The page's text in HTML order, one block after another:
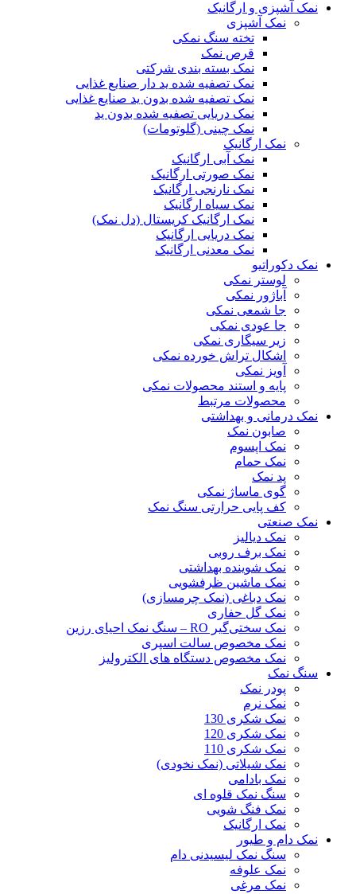
نمک آشپزی و ارگانیک
نمک آشپزی
تخته سنگ نمکی
قرص نمک
نمک بسته بندی شرکتی
نمک تصفیه شده ید دار صنایع غذایی
نمک تصفیه شده بدون ید صنایع غذایی
نمک دریایی تصفیه شده بدون ید
نمک چینی (گلوتومات)
نمک ارگانیک
نمک آبی ارگانیک
نمک صورتی ارگانیک
نمک نارنجی ارگانیک
نمک سیاه ارگانیک
نمک ارگانیک کریستال (دل نمک)
نمک دریایی ارگانیک
نمک معدنی ارگانیک
نمک دکوراتیو
لوستر نمکی
آباژور نمکی
جا شمعی نمکی
جا عودی نمکی
زیر سیگاری نمکی
اشکال تراش خورده نمکی
آویز نمکی
پایه و استند محصولات نمکی
محصولات مرتبط
نمک درمانی و بهداشتی
صابون نمک
نمک اپسوم
نمک حمام
پد نمک
گوی ماساژ نمکی
کف پایی حرارتی سنگ نمک
نمک صنعتی
نمک دیالیز
نمک برف روبی
نمک شوینده بهداشتی
نمک ماشین ظرفشویی
نمک دباغی (نمک چرمسازی)
نمک گل حفاری
نمک سختی‌گیر RO – سنگ نمک احیای رزین
نمک مخصوص سالت اسپری
نمک مخصوص دستگاه های الکترولیز
سنگ نمک
پودر نمک
نمک نرم
نمک شکری 130
نمک شکری 120
نمک شکری 110
نمک شیلاتی (نمک نخودی)
نمک بادامی
سنگ نمک قلوه ای
نمک فنگ شویی
نمک ارگانیک
نمک دام و طیور
سنگ نمک لیسیدنی دام
نمک علوفه
نمک مرغی